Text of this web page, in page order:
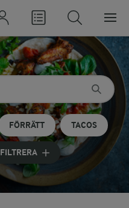
FÖRRÄTT TACOS
FILTRERA